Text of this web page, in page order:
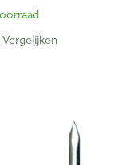
Vergelijken